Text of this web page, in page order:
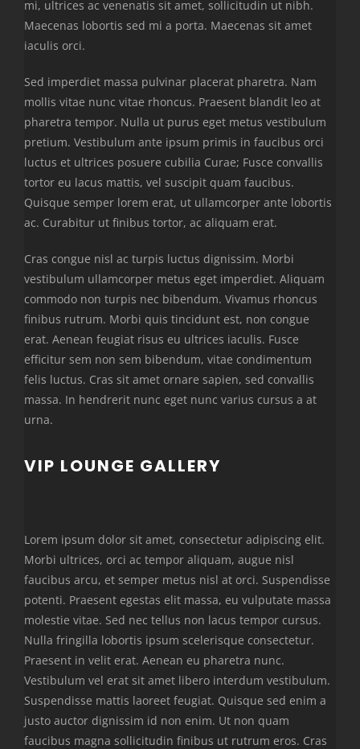
mi, ultrices ac venenatis sit amet, sollicitudin ut nibh.
Maecenas lobortis sed mi a porta. Maecenas sit amet
iaculis orci.
Sed imperdiet massa pulvinar placerat pharetra. Nam
mollis vitae nunc vitae rhoncus. Praesent blandit leo at
pharetra tempor. Nulla ut purus eget metus vestibulum
pretium. Vestibulum ante ipsum primis in faucibus orci
luctus et ultrices posuere cubilia Curae; Fusce convallis
tortor eu lacus mattis, vel suscipit quam faucibus.
Quisque semper lorem erat, ut ullamcorper ante lobortis
ac. Curabitur ut finibus tortor, ac aliquam erat.
Cras congue nisl ac turpis luctus dignissim. Morbi
vestibulum ullamcorper metus eget imperdiet. Aliquam
commodo non turpis nec bibendum. Vivamus rhoncus
finibus rutrum. Morbi quis tincidunt est, non congue
erat. Aenean feugiat risus eu ultrices iaculis. Fusce
efficitur sem non sem bibendum, vitae condimentum
felis luctus. Cras sit amet ornare sapien, sed convallis
massa. In hendrerit nunc eget nunc varius cursus a at
urna.
VIP LOUNGE GALLERY
Lorem ipsum dolor sit amet, consectetur adipiscing elit.
Morbi ultrices, orci ac tempor aliquam, augue nisl
faucibus arcu, et semper metus nisl at orci. Suspendisse
potenti. Praesent egestas elit massa, eu vulputate massa
molestie vitae. Sed nec tellus non lacus tempor cursus.
Nulla fringilla lobortis ipsum scelerisque consectetur.
Praesent in velit erat. Aenean eu pharetra nunc.
Vestibulum vel erat sit amet libero interdum vestibulum.
Suspendisse mattis laoreet feugiat. Quisque sed enim a
justo auctor dignissim id non enim. Ut non quam
faucibus magna sollicitudin finibus ut rutrum eros. Cras